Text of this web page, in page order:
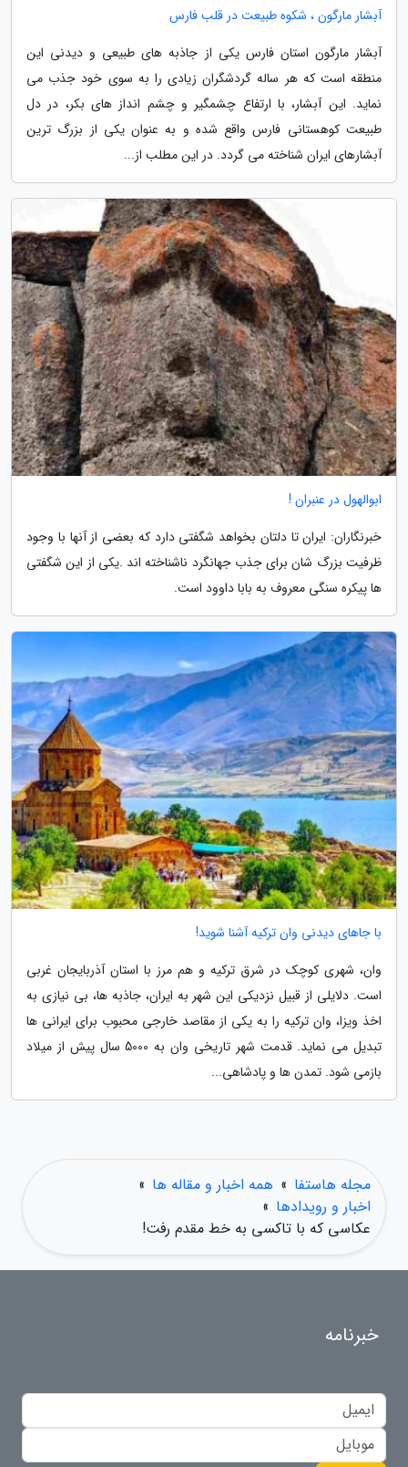
آبشار مارگون ، شکوه طبیعت در قلب فارس
آبشار مارگون استان فارس یکی از جاذبه های طبیعی و دیدنی این
منطقه است که هر ساله گردشگران زیادی را به سوی خود جذب می
نماید. این آبشار، با ارتفاع چشمگیر و چشم انداز های بکر، در دل
طبیعت کوهستانی فارس واقع شده و به عنوان یکی از بزرگ ترین
آبشارهای ایران شناخته می گردد. در این مطلب از...
ابوالهول در عنبران !
خبرنگاران: ایران تا دلتان بخواهد شگفتی دارد که بعضی از آنها با وجود
ظرفیت بزرگ شان برای جذب جهانگرد ناشناخته اند .یکی از این شگفتی
ها پیکره سنگی معروف به بابا داوود است.
با جاهای دیدنی وان ترکیه آشنا شوید!
وان، شهری کوچک در شرق ترکیه و هم مرز با استان آذربایجان غربی
است. دلایلی از قبیل نزدیکی این شهر به ایران، جاذبه ها، بی نیازی به
اخذ ویزا، وان ترکیه را به یکی از مقاصد خارجی محبوب برای ایرانی ها
تبدیل می نماید. قدمت شهر تاریخی وان به 5000 سال پیش از میلاد
بازمی شود. تمدن ها و پادشاهی...
مجله هاستفا » همه اخبار و مقاله ها »
اخبار و رویدادها »
عکاسی که با تاکسی به خط مقدم رفت!
خبرنامه